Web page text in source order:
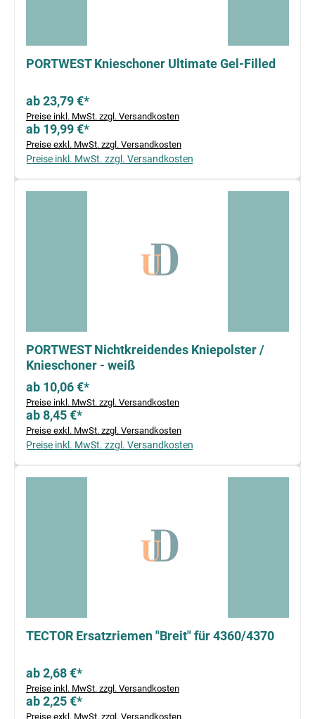
PORTWEST Knieschoner Ultimate Gel-Filled
ab 23,79 €*
Preise inkl. MwSt. zzgl. Versandkosten
ab 19,99 €*
Preise exkl. MwSt. zzgl. Versandkosten
Preise inkl. MwSt. zzgl. Versandkosten
PORTWEST Nichtkreidendes Kniepolster /
Knieschoner - weiß
ab 10,06 €*
Preise inkl. MwSt. zzgl. Versandkosten
ab 8,45 €*
Preise exkl. MwSt. zzgl. Versandkosten
Preise inkl. MwSt. zzgl. Versandkosten
TECTOR Ersatzriemen "Breit" für 4360/4370
ab 2,68 €*
Preise inkl. MwSt. zzgl. Versandkosten
ab 2,25 €*
Preise exkl. MwSt. zzgl. Versandkosten